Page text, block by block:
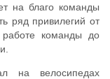
на благо команды
ряд привилегий от
работе команды до
на велосипедах